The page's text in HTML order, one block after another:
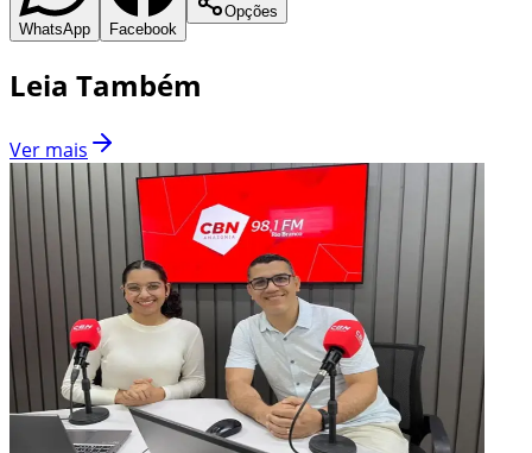
WhatsApp Facebook
Opções
Leia Também
Ver mais